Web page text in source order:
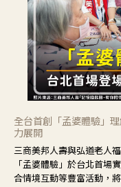
全台首創「孟婆體驗」
力展開
三商美邦人壽與弘道老人
「孟婆體驗」於台北首場
合情境互動等豐富活動，